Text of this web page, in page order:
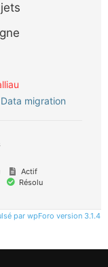
migration
Actif
Résolu
par wpForo version 3.1.4